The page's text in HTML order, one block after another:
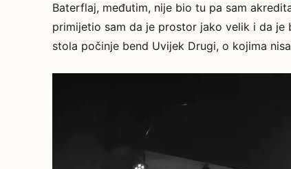
Baterflaj, međutim, nije bio tu pa sam
primijetio sam da je prostor jako velik i da
stola počinje bend Uvijek Drugi, o kojima